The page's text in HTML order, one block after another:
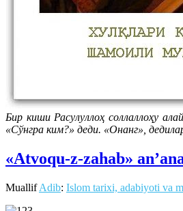
Бир киши Расулуллоҳ соллаллоҳу
«Сўнгра ким?» деди. «Онанг»,
«Atvoqu-z-zahab»
MuallifAdib: Islom tarixi, adabiyoti va